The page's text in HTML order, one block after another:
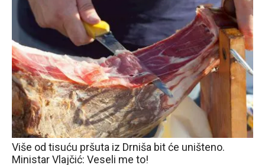
Više od tisuću pršuta iz Drniša bit će uništeno.
Ministar Vlajčić: Veseli me to!